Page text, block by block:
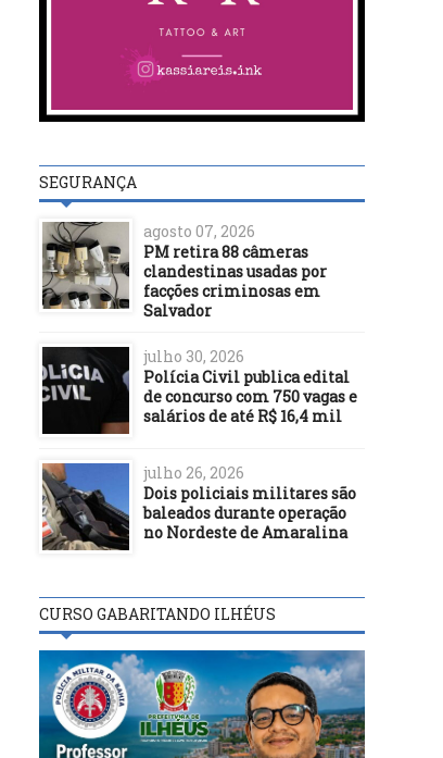
SEGURANÇA
agosto 07, 2026
PM retira 88 câmeras
clandestinas usadas por
facções criminosas em
Salvador
julho 30, 2026
Polícia Civil publica edital
de concurso com 750 vagas e
salários de até R$ 16,4 mil
julho 26, 2026
Dois policiais militares são
baleados durante operação
no Nordeste de Amaralina
CURSO GABARITANDO ILHÉUS